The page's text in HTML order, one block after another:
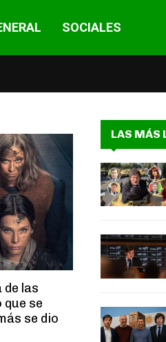
SOCIALES
de las
que se
se dio
LAS MÁS